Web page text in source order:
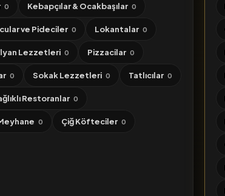
0 Kebapçılar & Ocakbaşılar 0
ve Pideciler 0 Lokantalar 0
Lezzetleri 0 Pizzacilar 0
0 Sokak Lezzetleri 0 Tatlıcılar 0
Restoranlar 0
0 Çiğ Köfteciler 0